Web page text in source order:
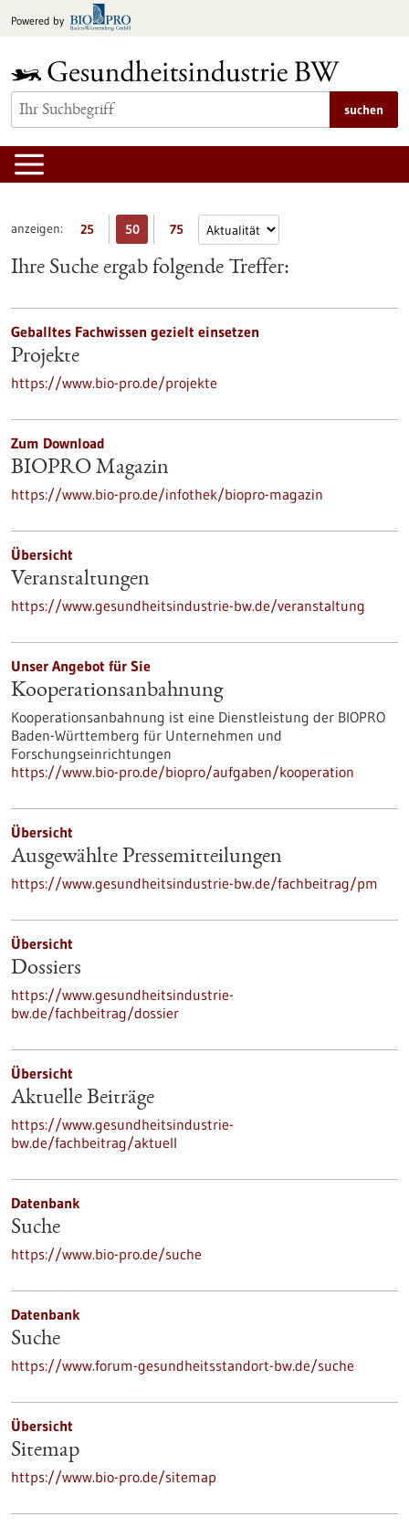
Inhalt
Powered by
suchen
anzeigen: 25 50 75
Ihre Suche ergab folgende Treffer:
Geballtes Fachwissen gezielt einsetzen
Projekte
https://www.bio-pro.de/projekte
Zum Download
BIOPRO Magazin
https://www.bio-pro.de/infothek/biopro-magazin
Übersicht
Veranstaltungen
https://www.gesundheitsindustrie-bw.de/veranstaltung
Unser Angebot für Sie
Kooperationsanbahnung
Kooperationsanbahnung ist eine Dienstleistung der BIOPRO
Baden-Württemberg für Unternehmen und
Forschungseinrichtungen
https://www.bio-pro.de/biopro/aufgaben/kooperation
Übersicht
Ausgewählte Pressemitteilungen
https://www.gesundheitsindustrie-bw.de/fachbeitrag/pm
Übersicht
Dossiers
https://www.gesundheitsindustrie-
bw.de/fachbeitrag/dossier
Übersicht
Aktuelle Beiträge
https://www.gesundheitsindustrie-
bw.de/fachbeitrag/aktuell
Datenbank
Suche
https://www.bio-pro.de/suche
Datenbank
Suche
https://www.forum-gesundheitsstandort-bw.de/suche
Übersicht
Sitemap
https://www.bio-pro.de/sitemap